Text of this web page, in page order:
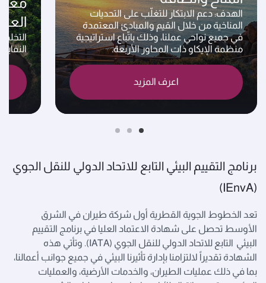
الهدف: دعم الابتكار للتغلّب على التحديات
المناخية من خلال القيم والمبادئ المعتمدة
في جميع نواحي عملنا، وذلك باتّباع استراتيجية
منظمة الإيكاو ذات المحاور الأربعة.
اعرف المزيد
برنامج التقييم البيئي التابع للاتحاد الدولي للنقل الجوي
(IEnvA)
تعد الخطوط الجوية القطرية أول شركة طيران في الشرق
الأوسط تحصل على شهادة الاعتماد العليا في برنامج التقييم
البيئي التابع للاتحاد الدولي للنقل الجوي (IATA). وتأتي هذه
الشهادة تقديراً لالتزامنا بإدارة تأثيرنا البيئي في جميع جوانب أعمالنا،
بما في ذلك عمليات الطيران، والخدمات الأرضية، والعمليات